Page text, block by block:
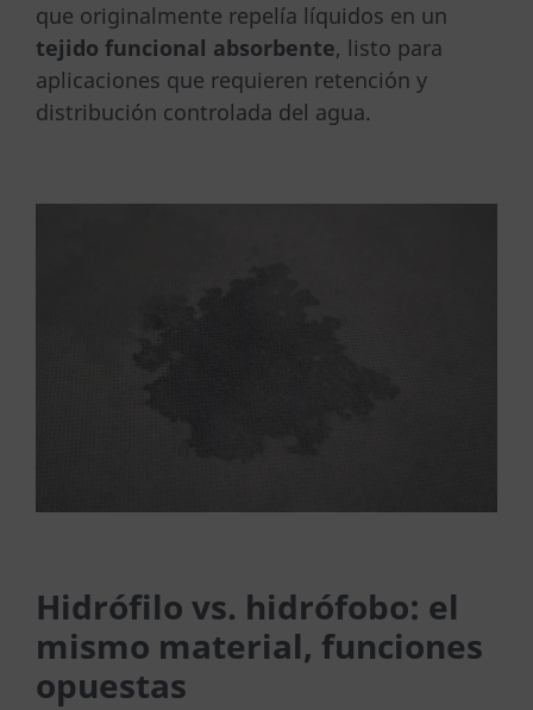
que originalmente repelía líquidos en un
tejido funcional absorbente, listo para
aplicaciones que requieren retención y
distribución controlada del agua.
Hidrófilo vs. hidrófobo: el
mismo material, funciones
opuestas